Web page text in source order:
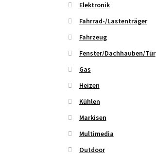
Elektronik
Fahrrad-/Lastenträger
Fahrzeug
Fenster/Dachhauben/Tür
Gas
Heizen
Kühlen
Markisen
Multimedia
Outdoor